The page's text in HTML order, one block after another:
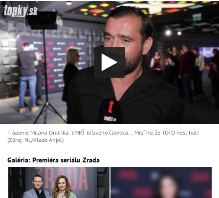
Trápenie Milana Ondríka: SMRŤ blízkeho človeka... Mrzí ho, že TOTO nestihol!
(Zdroj: NL/Vlado Anjel)
Galéria: Premiéra seriálu Zrada